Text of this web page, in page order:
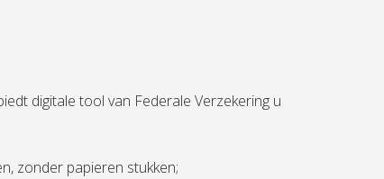
digitale tool van Federale Verzekering u
zonder papieren stukken;